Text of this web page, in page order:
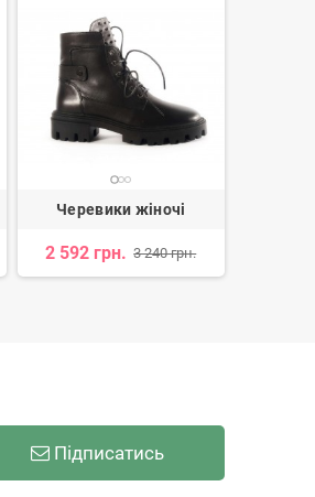
Черевики жіночі
2 592 грн. 3 240 грн.
Підписатись